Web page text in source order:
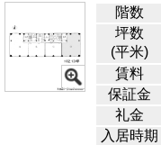
階数
坪数
(平米)
賃料
保証金
礼金
入居時期